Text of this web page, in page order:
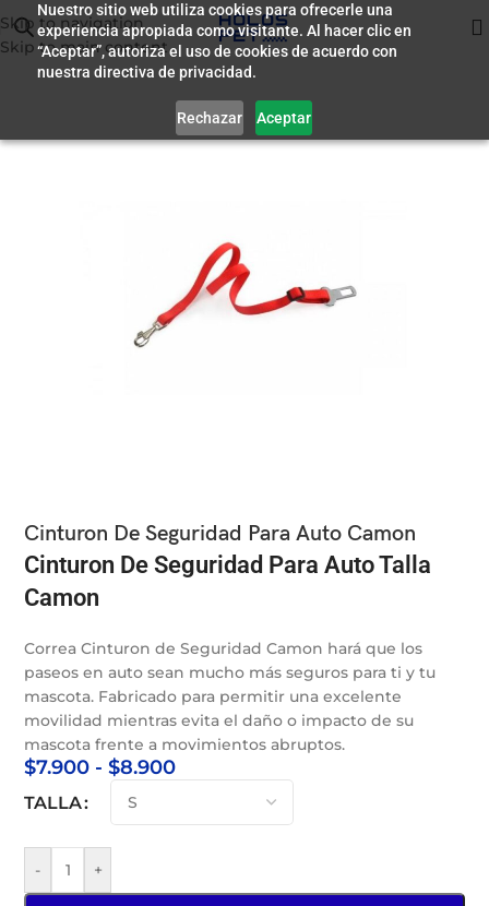
Nuestro sitio web utiliza cookies para ofrecerle una
experiencia apropiada como visitante. Al hacer clic en
“Aceptar”, autoriza el uso de cookies de acuerdo con
nuestra directiva de privacidad.
Rechazar Aceptar
Skip to navigation
Skip to main content
Inicio/Accesorios
Cinturon De Seguridad Para Auto Camon
Cinturon De Seguridad Para Auto Talla
Camon
Correa Cinturon de Seguridad Camon hará que los
paseos en auto sean mucho más seguros para ti y tu
mascota. Fabricado para permitir una excelente
movilidad mientras evita el daño o impacto de su
mascota frente a movimientos abruptos.
$7.900 - $8.900
TALLA
- +